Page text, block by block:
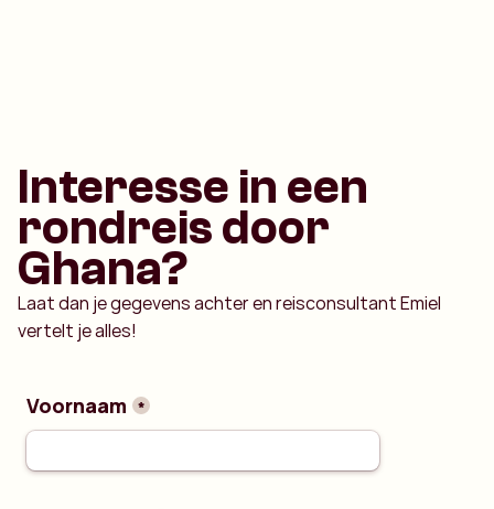
Interesse in een
rondreis door
Ghana?
Laat dan je gegevens achter en reisconsultant Emiel
vertelt je alles!